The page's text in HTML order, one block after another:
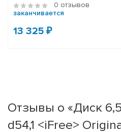
0 отзывов
заканчивается
13 325 ₽
Отзывы о «Диск
d54,1 <iFree>